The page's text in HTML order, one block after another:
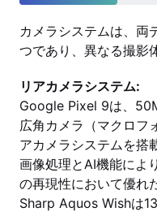
カメラシステムは、両
つであり、異なる撮影
リアカメラシステム:
Google Pixel 9は、
広角カメラ（マクロフ
アカメラシステムを搭
画像処理とAI機能によ
の再現性において優れ
Sharp Aquos Wishは